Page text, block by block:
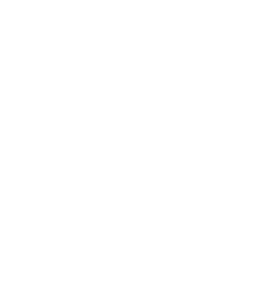
Séminaire ERP BIGSOFT LOGICIEL DE